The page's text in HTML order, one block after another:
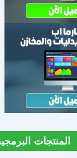
المنتجات